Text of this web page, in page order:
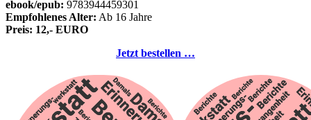
ebook/epub: 9783944459301
Empfohlenes Alter: Ab 16 Jahre
Preis: 12,- EURO
Jetzt bestellen …